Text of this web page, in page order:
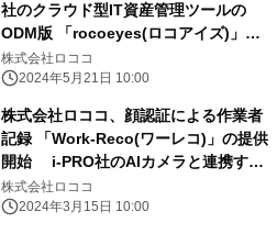
社のクラウド型IT資産管理ツールの
ODM版 「rocoeyes(ロコアイズ)」の
提供開始
株式会社ロココ
2024年5月21日 10:00
株式会社ロココ、顔認証による作業者
記録 「Work-Reco(ワーレコ)」の提供
開始 i-PRO社のAIカメラと連携する
ことで作業者記録を簡単に
株式会社ロココ
2024年3月15日 10:00